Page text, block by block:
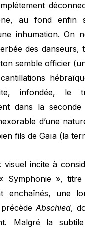
au fond enfin
inhumation. On
des danseurs,
semble officier
infondée, le
dans la
d’une
fils de Gaïa (la
visuel incite à
Symphonie »,
enchaînés, une
précèdeAbschied,
. Malgré la